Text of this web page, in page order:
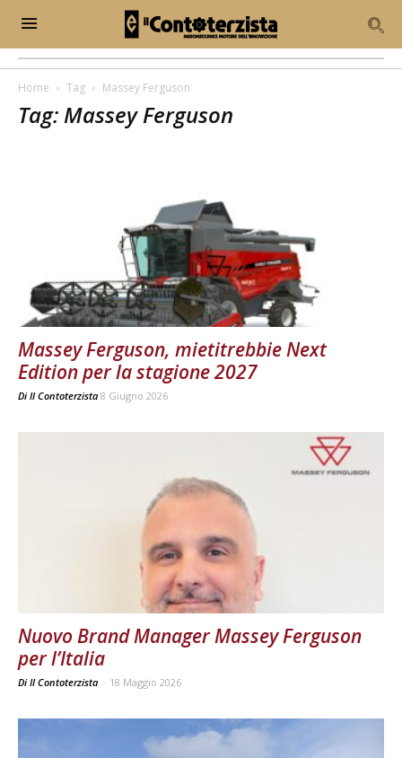
Home Tag Massey Ferguson
Tag: Massey Ferguson
Massey Ferguson, mietitrebbie Next
Edition per la stagione 2027
Di Il Contoterzista 8 Giugno 2026
Nuovo Brand Manager Massey Ferguson
per l’Italia
Di Il Contoterzista - 18 Maggio 2026